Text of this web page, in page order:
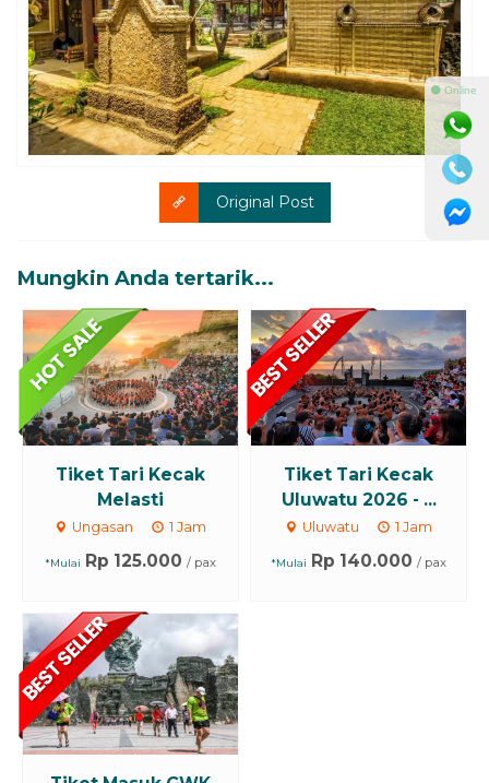
Original Post
Mungkin Anda tertarik...
Tiket Tari Kecak
Melasti
Ungasan 1 Jam
*Mulai Rp 125.000 / pax
Tiket Tari Kecak
Uluwatu 2026 - ...
Uluwatu 1 Jam
*Mulai Rp 140.000 / pax
⚫ Online